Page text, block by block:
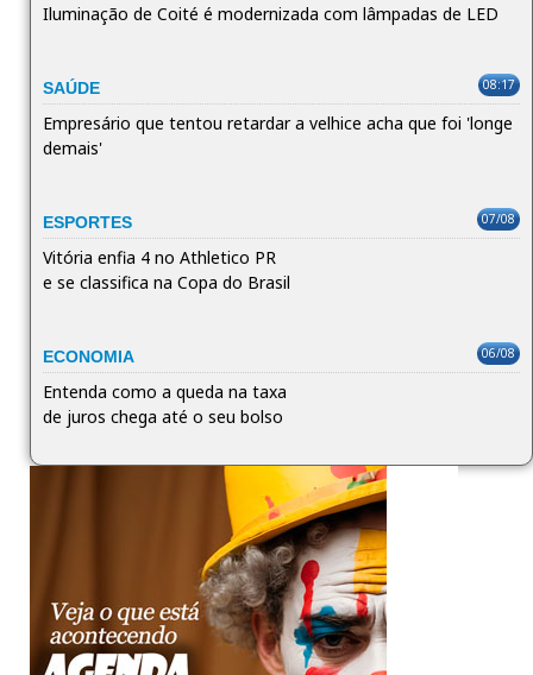
Iluminação de Coité é modernizada com lâmpadas de LED
SAÚDE 08:17
Empresário que tentou retardar a velhice acha que foi 'longe
demais'
ESPORTES 07/08
Vitória enfia 4 no Athletico PR
e se classifica na Copa do Brasil
ECONOMIA 06/08
Entenda como a queda na taxa
de juros chega até o seu bolso